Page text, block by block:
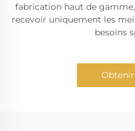
fabrication haut de
recevoir uniquement les
besoins